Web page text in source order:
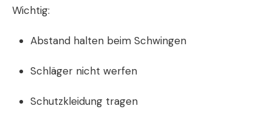
Wichtig:
Abstand halten beim Schwingen
Schläger nicht werfen
Schutzkleidung tragen